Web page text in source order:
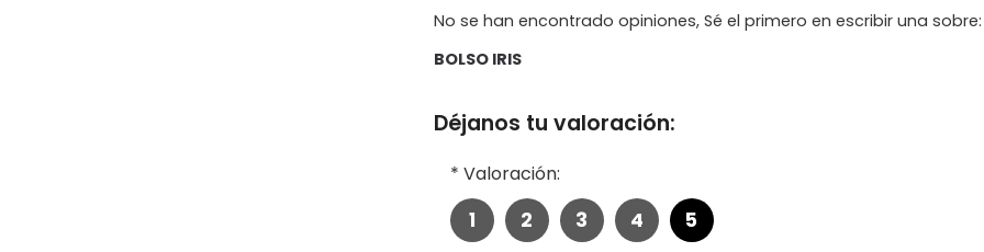
No se han encontrado opiniones, Sé el primero en escribir una sobre:
BOLSO IRIS
Déjanos tu valoración:
* Valoración:
1 2 3 4 5